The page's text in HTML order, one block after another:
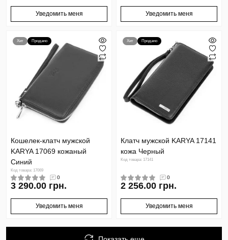
Уведомить меня Уведомить меня
Хит Продано
Кошелек-клатч мужской
KARYA 17069 кожаный
Синий
Код товара: 17069
0
3 290.00 грн.
Уведомить меня
Хит Продано
Клатч мужской KARYA 17141
кожа Черный
Код товара: 17141
0
2 256.00 грн.
Уведомить меня